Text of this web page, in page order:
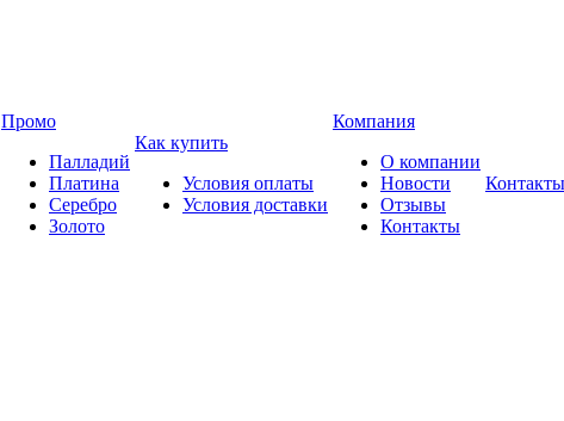
Промо
Палладий
Платина
Серебро
Золото
Как купить
Условия оплаты
Условия доставки
Компания
О компании
Новости
Отзывы
Контакты
Контакты